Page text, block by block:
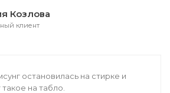
Козлова
клиент
остановилась на стирке и
на табло.